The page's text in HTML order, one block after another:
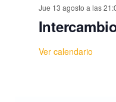
Jue 13 agosto a las
Ver calendario